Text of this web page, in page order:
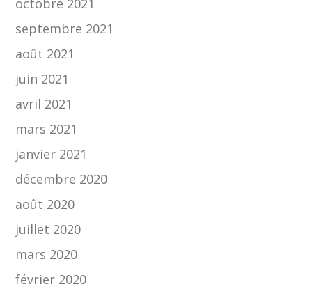
octobre 2021
septembre 2021
août 2021
juin 2021
avril 2021
mars 2021
janvier 2021
décembre 2020
août 2020
juillet 2020
mars 2020
février 2020